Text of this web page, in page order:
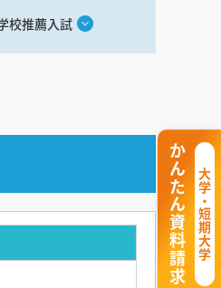
校推薦入試
大学・短期大学
かんたん資料請求